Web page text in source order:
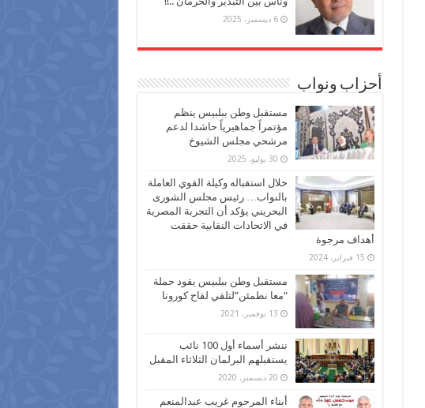
6 ديسمبر، 2025
أحزاب ونواب
مستقبل وطن ببلبيس ينظم
مؤتمراً جماهيرياً حاشدا لدعم
مرشحي مجلس الشيوخ
30 يوليو، 2025
خلال استقباله وكيلة القوي العاملة
بالنواب… رئيس مجلس الشورى
البحريني يؤكد أن التجربة المصرية
في الاتحادات النقابية حققت
أهداف مرجوة
15 فبراير، 2024
مستقبل وطن ببلبيس يقود حملة
“معا نطمئن”لتلقي لقاح كورونا
13 نوفمبر، 2021
ننشر أسماء أول 100 نائب
يستقبلهم البرلمان الثلاثاء المقبل
20 ديسمبر، 2020
أبناء المرحوم غريب عبدالمنعم